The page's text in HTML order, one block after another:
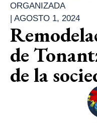
ORGANIZADA
| AGOSTO 1, 2024
de
de la